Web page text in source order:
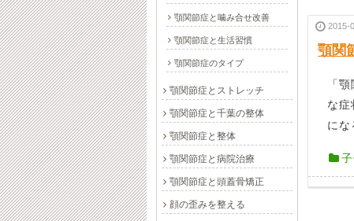
2015-
顎関
「
な
に
顎関節症と噛み合せ改善
顎関節症と生活習慣
顎関節症のタイプ
顎関節症とストレッチ
顎関節症と千葉の整体
顎関節症と整体
顎関節症と病院治療
顎関節症と頭蓋骨矯正
顔の歪みを整える